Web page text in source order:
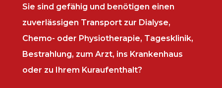
Sie sind gefähig und benötigen einen
zuverlässigen Transport zur Dialyse,
Chemo- oder Physiotherapie, Tagesklinik,
Bestrahlung, zum Arzt, ins Krankenhaus
oder zu Ihrem Kuraufenthalt?